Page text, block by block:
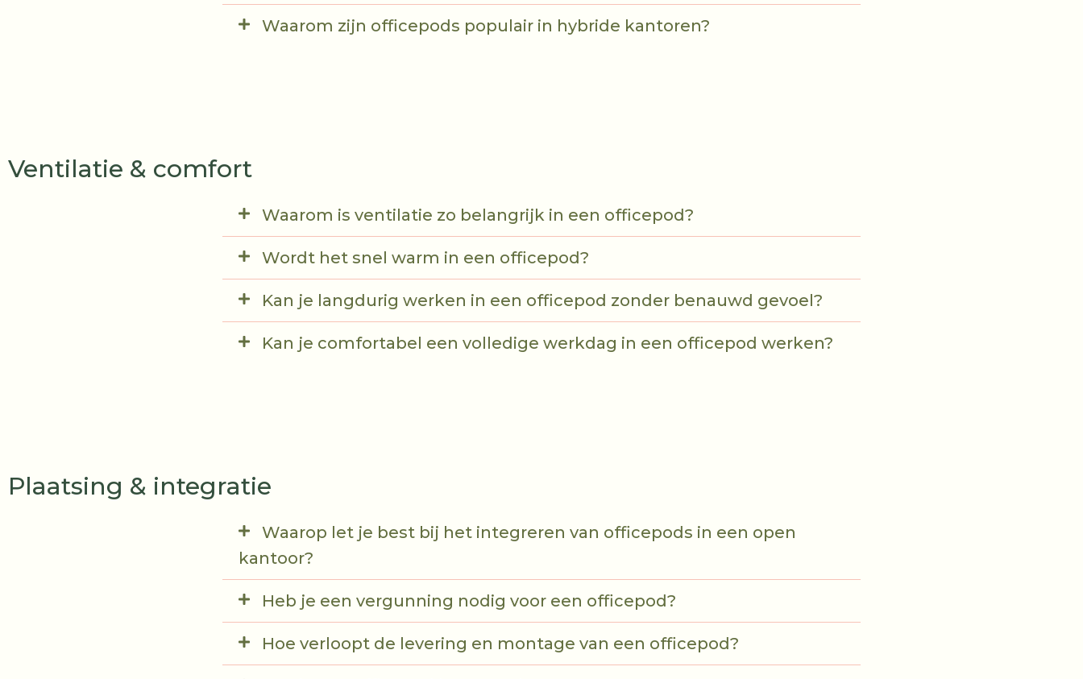
Waarom zijn officepods populair in hybride kantoren?
Ventilatie & comfort
Waarom is ventilatie zo belangrijk in een officepod?
Wordt het snel warm in een officepod?
Kan je langdurig werken in een officepod zonder benauwd gevoel?
Kan je comfortabel een volledige werkdag in een officepod werken?
Plaatsing & integratie
Waarop let je best bij het integreren van officepods in een open
kantoor?
Heb je een vergunning nodig voor een officepod?
Hoe verloopt de levering en montage van een officepod?